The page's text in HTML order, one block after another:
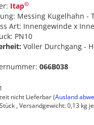
Itap©
Messing Kugelhahn -
Art: Innengewinde x
PN10
Voller Durchgang -
066B038
nicht Lieferbar(Ausland
, Versandgewicht:0,13 kg